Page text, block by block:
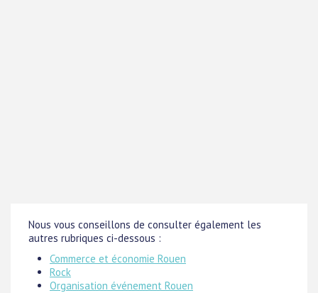
Nous vous conseillons de consulter également les
autres rubriques ci-dessous :
Commerce et économie Rouen
Rock
Organisation événement Rouen